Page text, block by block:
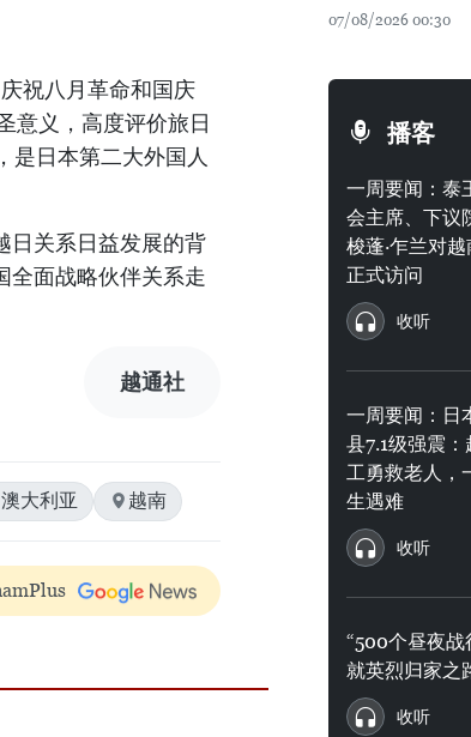
祝八月革命和国庆
意义，高度评价旅日
是日本第二大外国人
日关系日益发展的背
全面战略伙伴关系走
越通社
澳大利亚 越南
07/08/2026 00:30
播客
一周要闻：泰
会主席、下议
梭蓬·乍兰对
正式访问
收听
一周要闻：日
县7.1级强震
工勇救老人，
生遇难
收听
“500个昼夜战
就英烈归家之
收听